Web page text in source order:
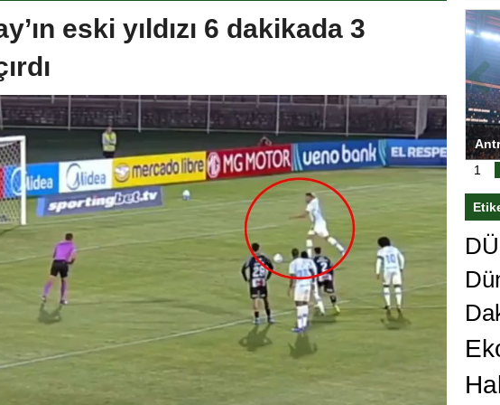
eski yıldızı 6 dakikada 3
Dünya Kupası’nı
Kore’den sert karar
Antrenörlüğe ”Hayır” diyen Mertens,
Galatasaray’dan bakın ne istedi
1